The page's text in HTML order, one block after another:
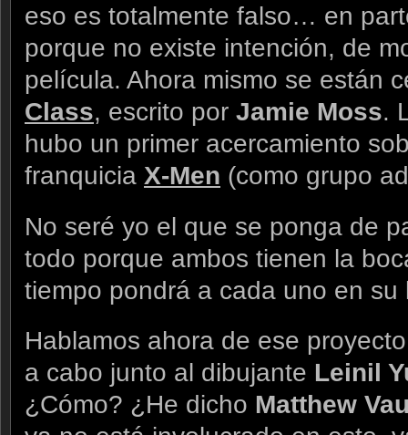
eso es totalmente falso… en
porque no existe intención, de
película. Ahora mismo se están
Class, escrito por Jamie Moss.
hubo un primer acercamiento
franquicia X-Men (como grupo
No seré yo el que se ponga de
todo porque ambos tienen la
tiempo pondrá a cada uno en
Hablamos ahora de ese
a cabo junto al dibujante Leinil
¿Cómo? ¿He dicho Matthew